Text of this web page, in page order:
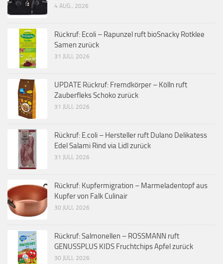
4 AUG., 2026
Rückruf: Ecoli – Rapunzel ruft bioSnacky Rotklee
Samen zurück
31 JULI, 2026
UPDATE Rückruf: Fremdkörper – Kölln ruft
Zauberfleks Schoko zurück
31 JULI, 2026
Rückruf: E.coli – Hersteller ruft Dulano Delikatess
Edel Salami Rind via Lidl zurück
31 JULI, 2026
Rückruf: Kupfermigration – Marmeladentopf aus
Kupfer von Falk Culinair
30 JULI, 2026
Rückruf: Salmonellen – ROSSMANN ruft
GENUSSPLUS KIDS Fruchtchips Apfel zurück
30 JULI, 2026